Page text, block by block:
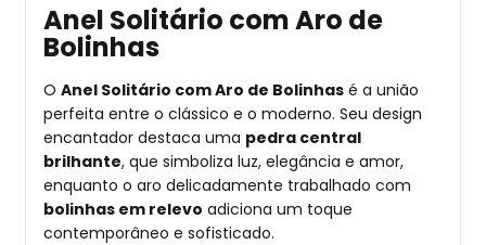
Anel Solitário com Aro de
Bolinhas
O Anel Solitário com Aro de Bolinhas é a união
perfeita entre o clássico e o moderno. Seu design
encantador destaca uma pedra central
brilhante, que simboliza luz, elegância e amor,
enquanto o aro delicadamente trabalhado com
bolinhas em relevo adiciona um toque
contemporâneo e sofisticado.